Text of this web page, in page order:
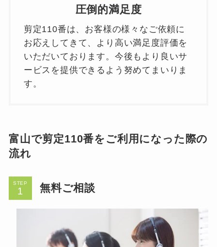
圧倒的満足度
剪定110番は、お客様の様々なご依頼に
お応えしてきて、より高い満足度評価を
いただいております。今後もより良いサ
ービスを提供できるよう努めてまいりま
す。
富山で剪定110番をご利用になった際の
流れ
STEP 無料ご相談